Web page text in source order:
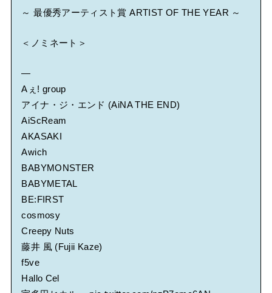
～ 最優秀アーティスト賞 ARTIST OF THE YEAR ～
＜ノミネート＞
―
Aぇ! group
アイナ・ジ・エンド (AiNA THE END)
AiScReam
AKASAKI
Awich
BABYMONSTER
BABYMETAL
BE:FIRST
cosmosy
Creepy Nuts
藤井 風 (Fujii Kaze)
f5ve
Hallo Cel